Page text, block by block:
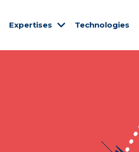
Expertises Technologies